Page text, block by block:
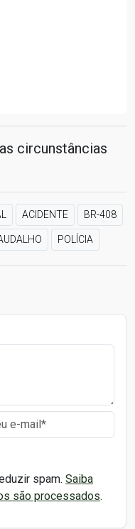
circunstâncias
ACIDENTE BR-408
POLÍCIA
spam. Saiba
são processados.